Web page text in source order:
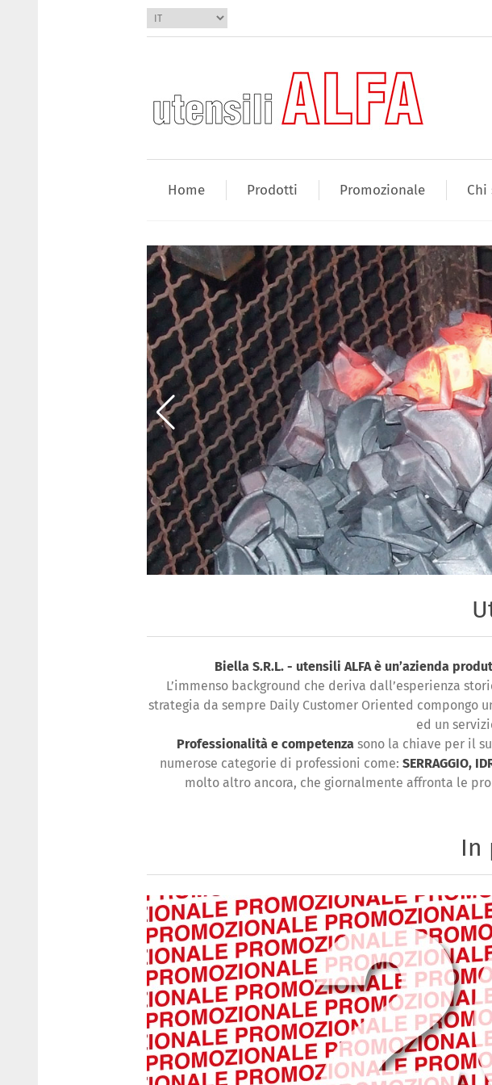
Home Prodotti Promozionale Chi
Biella S.R.L. - utensili ALFA è un’azienda
L’immenso background che deriva dall’esperienza
strategia da sempre Daily Customer Oriented
ed un
Professionalità e competenzasono la chiave per il
numerose categorie di professioni come: SERRAGGIO,
molto altro ancora, che giornalmente affronta le
In